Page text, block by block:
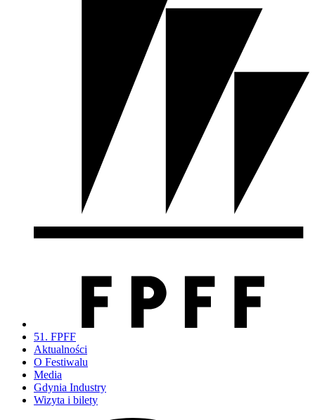
51. FPFF
Aktualności
O Festiwalu
Media
Gdynia Industry
Wizyta i bilety